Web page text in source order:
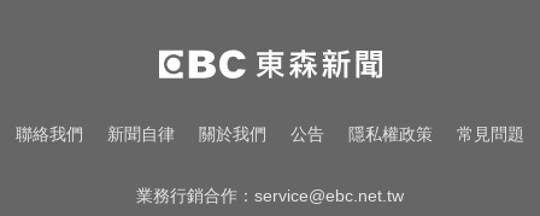
出國注意！2國拒台人入境、扣護照
遣返 外交部證實了
百萬網紅失蹤3年遇害！遭閨密設局
聯絡我們 新聞自律 關於我們 公告 隱私權政策 常見問題
業務行銷合作： service@ebc.net.tw